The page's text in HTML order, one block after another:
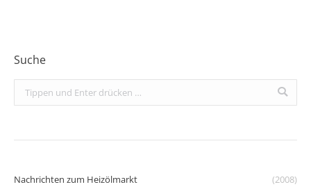
Suche
Search:
Nachrichten zum Heizölmarkt
(2008)